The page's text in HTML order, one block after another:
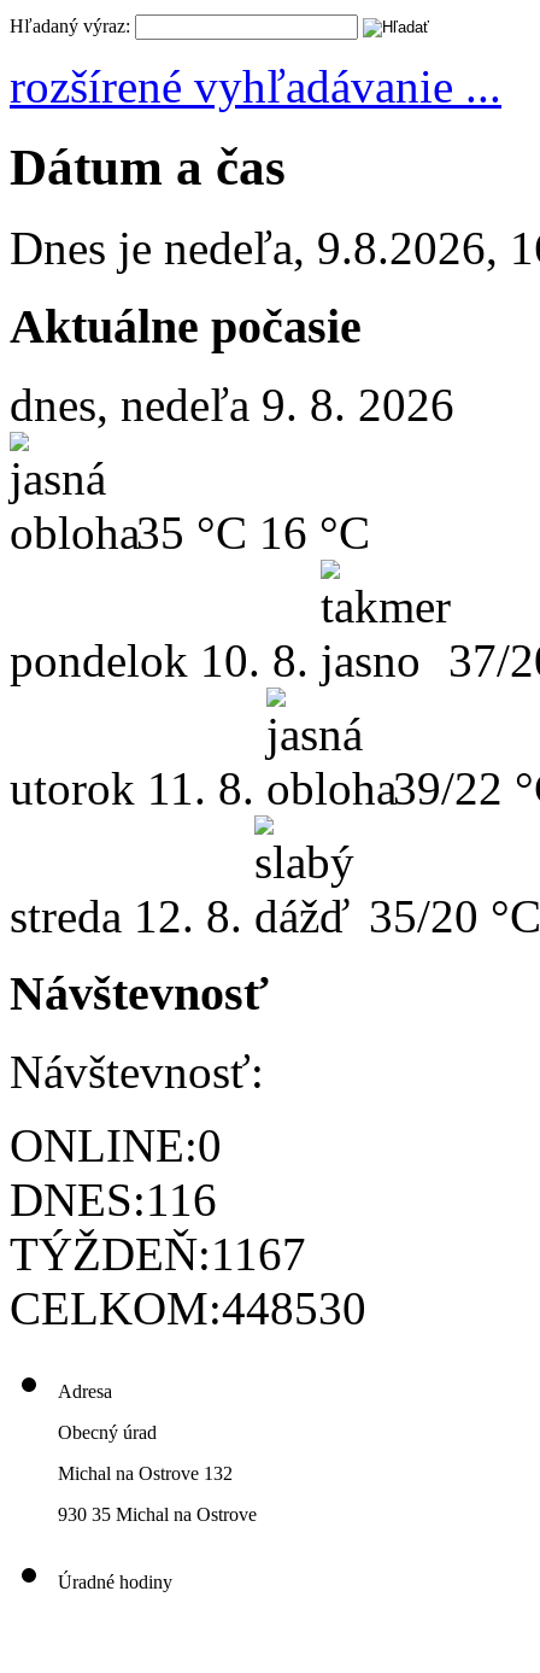
Hľadaný výraz:
rozšírené vyhľadávanie ...
Dátum a čas
Dnes je nedeľa, 9.8.2026,
Aktuálne počasie
dnes, nedeľa 9. 8. 2026
35 °C 16 °C
pondelok 10. 8. 37/
utorok 11. 8. 39/22
streda 12. 8. 35/20 °C
Návštevnosť
Návštevnosť:
ONLINE:0
DNES:116
TÝŽDEŇ:1167
CELKOM:448530
Adresa
Obecný úrad
Michal na Ostrove 132
930 35 Michal na Ostrove
Úradné hodiny